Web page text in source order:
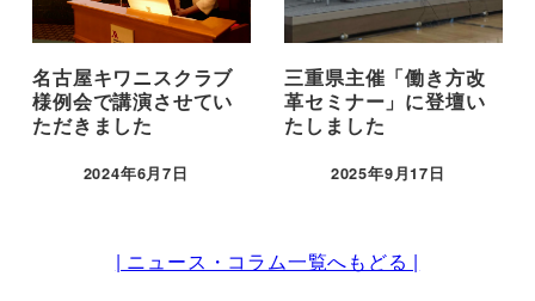
名古屋キワニスクラブ
様例会で講演させてい
ただきました
2024年6月7日
三重県主催「働き方改
革セミナー」に登壇い
たしました
2025年9月17日
| ニュース・コラム一覧へもどる |